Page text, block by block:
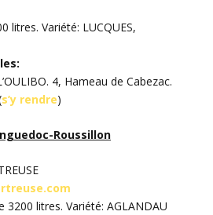
litres. Variété: LUCQUES,
4, Hameau de Cabezac.
s’y rendre)
Roussillon
3200 litres. Variété: AGLANDAU